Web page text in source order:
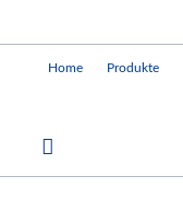
Home Produkte